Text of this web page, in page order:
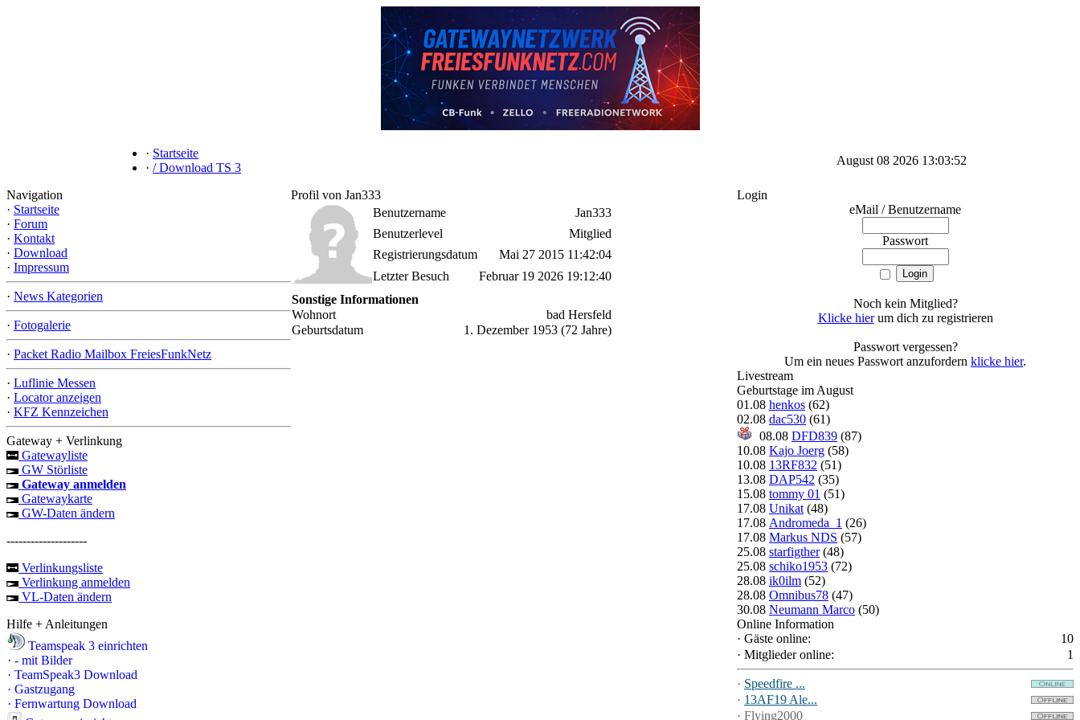
· Startseite
· / Download TS 3
August 08 2026 13:03:52
Navigation
· Startseite
· Forum
· Kontakt
· Download
· Impressum
· News Kategorien
· Fotogalerie
· Packet Radio Mailbox FreiesFunkNetz
· Luflinie Messen
· Locator anzeigen
· KFZ Kennzeichen
Gateway + Verlinkung
Gatewayliste
GW Störliste
Gateway anmelden
Gatewaykarte
GW-Daten ändern
--------------------
Verlinkungsliste
Verlinkung anmelden
VL-Daten ändern
Hilfe + Anleitungen
Teamspeak 3 einrichten
· - mit Bilder
· TeamSpeak3 Download
· Gastzugang
· Fernwartung Download
Profil von Jan333
Benutzername
Jan333
Benutzerlevel
Mitglied
Registrierungsdatum
Mai 27 2015 11:42:04
Letzter Besuch
Februar 19 2026 19:12:40
Sonstige Informationen
Wohnort
bad Hersfeld
Geburtsdatum
1. Dezember 1953 (72 Jahre)
Login
eMail / Benutzername
Passwort
Noch kein Mitglied?
Klicke hierum dich zu registrieren
Passwort vergessen?
Um ein neues Passwort anzufordern klicke hier.
Livestream
Geburtstage im August
01.08 henkos (62)
02.08 dac530 (61)
08.08 DFD839 (87)
10.08 Kajo Joerg (58)
10.08 13RF832 (51)
13.08 DAP542 (35)
15.08 tommy 01 (51)
17.08 Unikat (48)
17.08 Andromeda_1 (26)
17.08 Markus NDS (57)
25.08 starfigther(48)
25.08 schiko1953 (72)
28.08 ik0ilm (52)
28.08 Omnibus78 (47)
30.08 Neumann Marco (50)
Online Information
· Gäste online:
10
· Mitglieder online: 1
· Speedfire ...
· 13AF19 Ale...
· Flying2000